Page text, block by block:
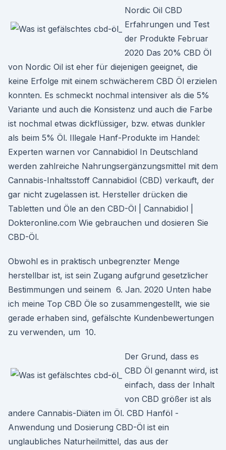
Nordic Oil CBD
Erfahrungen und Test
der Produkte Februar
2020 Das 20% CBD Öl
von Nordic Oil ist eher für diejenigen geeignet, die
keine Erfolge mit einem schwächerem CBD Öl erzielen
konnten. Es schmeckt nochmal intensiver als die 5%
Variante und auch die Konsistenz und auch die Farbe
ist nochmal etwas dickflüssiger, bzw. etwas dunkler
als beim 5% Öl. Illegale Hanf-Produkte im Handel:
Experten warnen vor Cannabidiol In Deutschland
werden zahlreiche Nahrungsergänzungsmittel mit dem
Cannabis-Inhaltsstoff Cannabidiol (CBD) verkauft, der
gar nicht zugelassen ist. Hersteller drücken die
Tabletten und Öle an den CBD-Öl | Cannabidiol |
Dokteronline.com Wie gebrauchen und dosieren Sie
CBD-Öl.
Obwohl es in praktisch unbegrenzter Menge
herstellbar ist, ist sein Zugang aufgrund gesetzlicher
Bestimmungen und seinem 6. Jan. 2020 Unten habe
ich meine Top CBD Öle so zusammengestellt, wie sie
gerade erhaben sind, gefälschte Kundenbewertungen
zu verwenden, um 10.
Der Grund, dass es
CBD Öl genannt wird, ist
einfach, dass der Inhalt
von CBD größer ist als
andere Cannabis-Diäten im Öl. CBD Hanföl -
Anwendung und Dosierung CBD-Öl ist ein
unglaubliches Naturheilmittel, das aus der